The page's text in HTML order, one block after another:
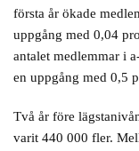
första år ökade
uppgång med 0,04
antalet medlemmar i
en uppgång med 0,5
Två år före
varit 440 000 fler.